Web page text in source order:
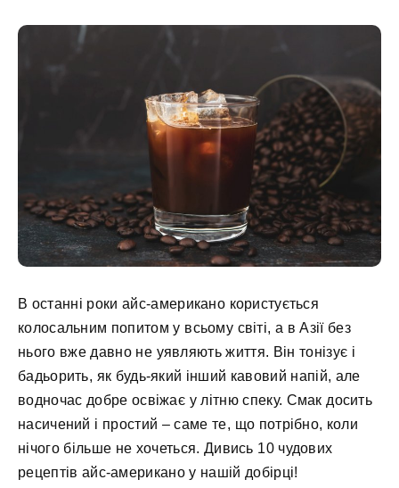
В останні роки айс-американо користується
колосальним попитом у всьому світі, а в Азії без
нього вже давно не уявляють життя. Він тонізує і
бадьорить, як будь-який інший кавовий напій, але
водночас добре освіжає у літню спеку. Смак досить
насичений і простий – саме те, що потрібно, коли
нічого більше не хочеться. Дивись 10 чудових
рецептів айс-американо у нашій добірці!